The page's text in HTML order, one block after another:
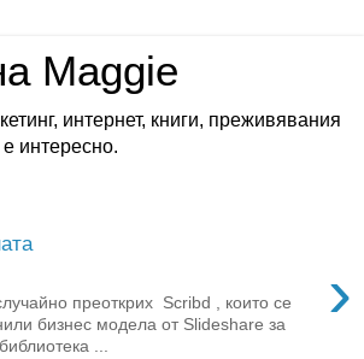
Maggie
интернет, книги, преживявания
интересно.
›
преоткрих Scribd , които се
бизнес модела от Slideshare за
...